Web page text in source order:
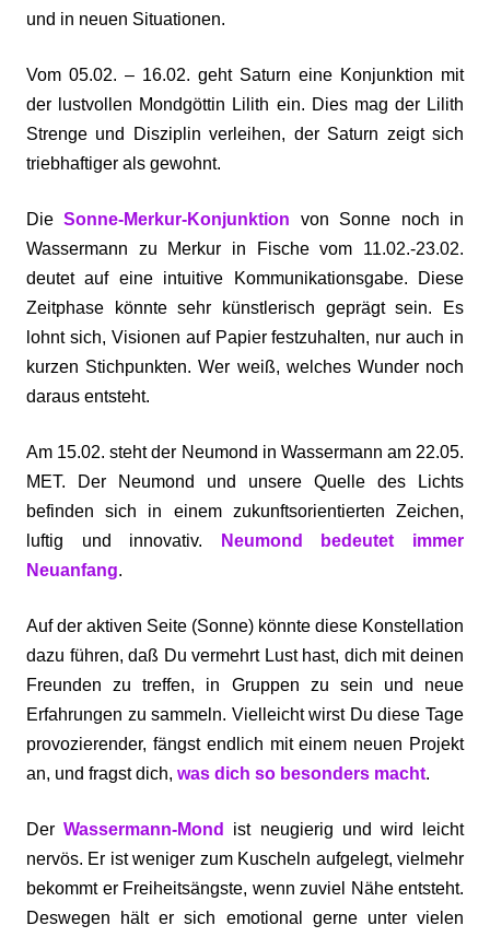
und in neuen Situationen.
Vom 05.02. – 16.02. geht Saturn eine Konjunktion mit
der lustvollen Mondgöttin Lilith ein. Dies mag der Lilith
Strenge und Disziplin verleihen, der Saturn zeigt sich
triebhaftiger als gewohnt.
DieSonne-Merkur-Konjunktion von Sonne noch in
Wassermann zu Merkur in Fische vom 11.02.-23.02.
deutet auf eine intuitive Kommunikationsgabe. Diese
Zeitphase könnte sehr künstlerisch geprägt sein. Es
lohnt sich, Visionen auf Papier festzuhalten, nur auch in
kurzen Stichpunkten. Wer weiß, welches Wunder noch
daraus entsteht.
Am 15.02. steht der Neumond in Wassermann am 22.05.
MET. Der Neumond und unsere Quelle des Lichts
befinden sich in einem zukunftsorientierten Zeichen,
luftig und innovativ. Neumond bedeutet immer
Neuanfang.
Auf der aktiven Seite (Sonne) könnte diese Konstellation
dazu führen, daß Du vermehrt Lust hast, dich mit deinen
Freunden zu treffen, in Gruppen zu sein und neue
Erfahrungen zu sammeln. Vielleicht wirst Du diese Tage
provozierender, fängst endlich mit einem neuen Projekt
an, und fragst dich, was dich so besonders macht.
DerWassermann-Mond
ist neugierig und wird leicht
nervös. Er ist weniger zum Kuscheln aufgelegt, vielmehr
bekommt er Freiheitsängste, wenn zuviel Nähe entsteht.
Deswegen hält er sich emotional gerne unter vielen